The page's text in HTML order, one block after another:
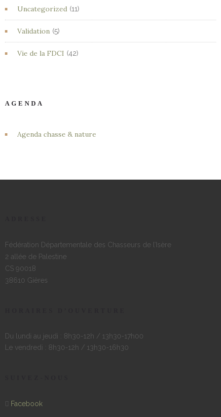
Uncategorized (11)
Validation (5)
Vie de la FDCI (42)
AGENDA
Agenda chasse & nature
Fédération Départementale des Chasseurs de l’Isère
2 allée de Palestine
CS 90018
38610 Gières
Du lundi au jeudi : 8h30-12h / 13h30-17h00
Le vendredi : 8h30-12h / 13h30-16h30
Facebook